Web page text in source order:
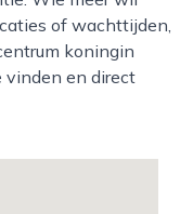
of wachttijden,
koningin
en direct